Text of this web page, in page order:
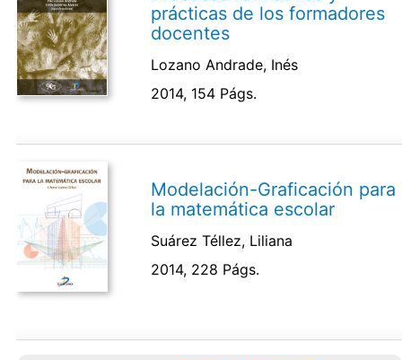
prácticas de los formadores
docentes
Lozano Andrade, Inés
2014, 154 Págs.
Modelación-Graficación para
la matemática escolar
Suárez Téllez, Liliana
2014, 228 Págs.